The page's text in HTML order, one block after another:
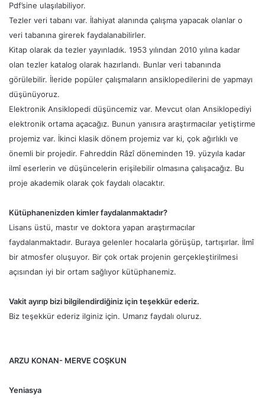
Pdf’sine ulaşılabiliyor.
Tezler veri tabanı var. İlahiyat alanında çalışma yapacak olanlar o
veri tabanına girerek faydalanabilirler.
Kitap olarak da tezler yayınladık. 1953 yılından 2010 yılına kadar
olan tezler katalog olarak hazırlandı. Bunlar veri tabanında
görülebilir. İleride popüler çalışmaların ansiklopedilerini de yapmayı
düşünüyoruz.
Elektronik Ansiklopedi düşüncemiz var. Mevcut olan Ansiklopediyi
elektronik ortama açacağız. Bunun yanısıra araştırmacılar yetiştirme
projemiz var. İkinci klasik dönem projemiz var ki, çok ağırlıklı ve
önemli bir projedir. Fahreddin Râzî döneminden 19. yüzyıla kadar
ilmî eserlerin ve düşüncelerin erişilebilir olmasına çalışacağız. Bu
proje akademik olarak çok faydalı olacaktır.
Kütüphanenizden kimler faydalanmaktadır?
Lisans üstü, mastır ve doktora yapan araştırmacılar
faydalanmaktadır. Buraya gelenler hocalarla görüşüp, tartışırlar. İlmî
bir atmosfer oluşuyor. Bir çok ortak projenin gerçekleştirilmesi
açısından iyi bir ortam sağlıyor kütüphanemiz.
Vakit ayırıp bizi bilgilendirdiğiniz için teşekkür ederiz.
Biz teşekkür ederiz ilginiz için. Umarız faydalı oluruz.
ARZU KONAN- MERVE COŞKUN
Yeniasya